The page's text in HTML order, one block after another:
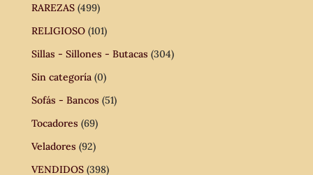
RAREZAS (499)
RELIGIOSO (101)
Sillas - Sillones - Butacas (304)
Sin categoría (0)
Sofás - Bancos (51)
Tocadores (69)
Veladores (92)
VENDIDOS (398)